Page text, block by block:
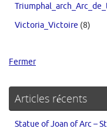
Victoria_Victoire (8)
Fermer
Articles récents
Statue of Joan of Arc –